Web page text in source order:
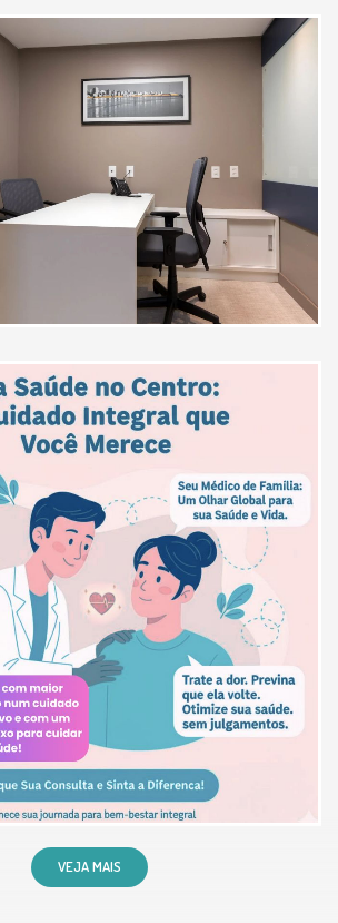
profissional! O Dr. José
e escuta ativa com
Desde o início da
demonstrou domínio
protocolos clínicos, fez
detalhadas e soube
os sintomas com
Explicou o diagnóstico e
de tratamento de forma
e baseada em
Além disso, foi
humano, atencioso
o que fez toda a
Um médico que
olha para o paciente
todo, raro e valioso nos
VEJA MAIS